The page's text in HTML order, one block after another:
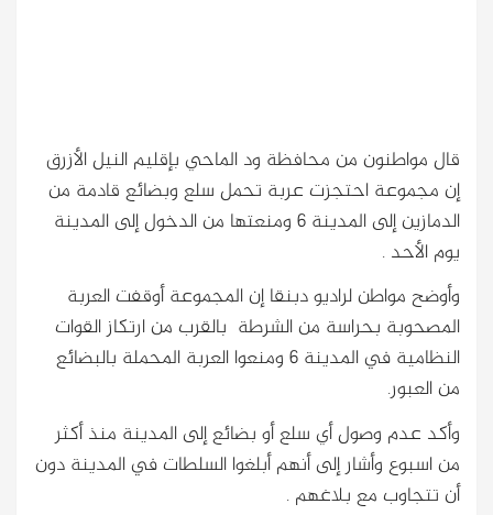
قال مواطنون من محافظة ود الماحي بإقليم النيل الأزرق
إن مجموعة احتجزت عربة تحمل سلع وبضائع قادمة من
الدمازين إلى المدينة 6 ومنعتها من الدخول إلى المدينة
يوم الأحد .
وأوضح مواطن لراديو دبنقا إن المجموعة أوقفت العربة
المصحوبة بحراسة من الشرطة بالقرب من ارتكاز القوات
النظامية في المدينة 6 ومنعوا العربة المحملة بالبضائع
من العبور.
وأكد عدم وصول أي سلع أو بضائع إلى المدينة منذ أكثر
من اسبوع وأشار إلى أنهم أبلغوا السلطات في المدينة دون
أن تتجاوب مع بلاغهم .